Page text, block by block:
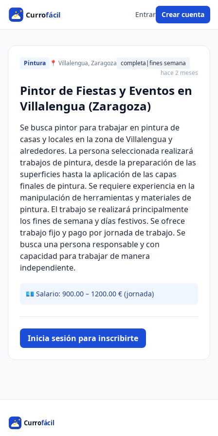
Entrar Crear cuenta
Pintura 📍 Villalengua, Zaragoza completa|fines semana
hace 2 meses
Pintor de Fiestas y Eventos en
Villalengua (Zaragoza)
Se busca pintor para trabajar en pintura de
casas y locales en la zona de Villalengua y
alrededores. La persona seleccionada realizará
trabajos de pintura, desde la preparación de las
superficies hasta la aplicación de las capas
finales de pintura. Se requiere experiencia en la
manipulación de herramientas y materiales de
pintura. El trabajo se realizará principalmente
los fines de semana y días festivos. Se ofrece
trabajo fijo y pago por jornada de trabajo. Se
busca una persona responsable y con
capacidad para trabajar de manera
independiente.
💶 Salario: 900.00 – 1200.00 € (jornada)
Inicia sesión para inscribirte